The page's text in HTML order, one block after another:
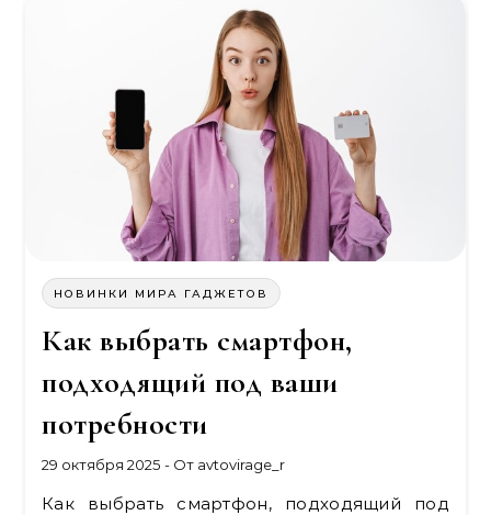
НОВИНКИ МИРА ГАДЖЕТОВ
Как выбрать смартфон,
подходящий под ваши
потребности
29 октября 2025 - От avtovirage_r
Как выбрать смартфон, подходящий под